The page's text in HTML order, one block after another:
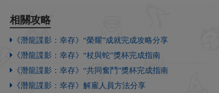
相關攻略
《潛龍諜影：幸存》“榮耀”成就完成攻略分享
《潛龍諜影：幸存》“杖與蛇”獎杯完成指南
《潛龍諜影：幸存》“共同奮鬥”獎杯完成指南
《潛龍諜影：幸存》解雇人員方法分享